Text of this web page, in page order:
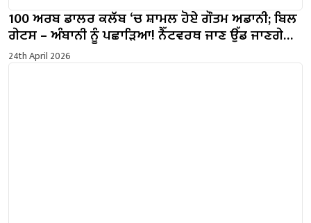
100 ਅਰਬ ਡਾਲਰ ਕਲੱਬ ‘ਚ ਸ਼ਾਮਲ ਹੋਏ ਗੌਤਮ ਅਡਾਨੀ; ਬਿਲ
ਗੇਟਸ – ਅੰਬਾਨੀ ਨੂੰ ਪਛਾੜਿਆ! ਨੈੱਟਵਰਥ ਜਾਣ ਉੱਡ ਜਾਣਗੇ
ਹੋਸ਼
24th April 2026